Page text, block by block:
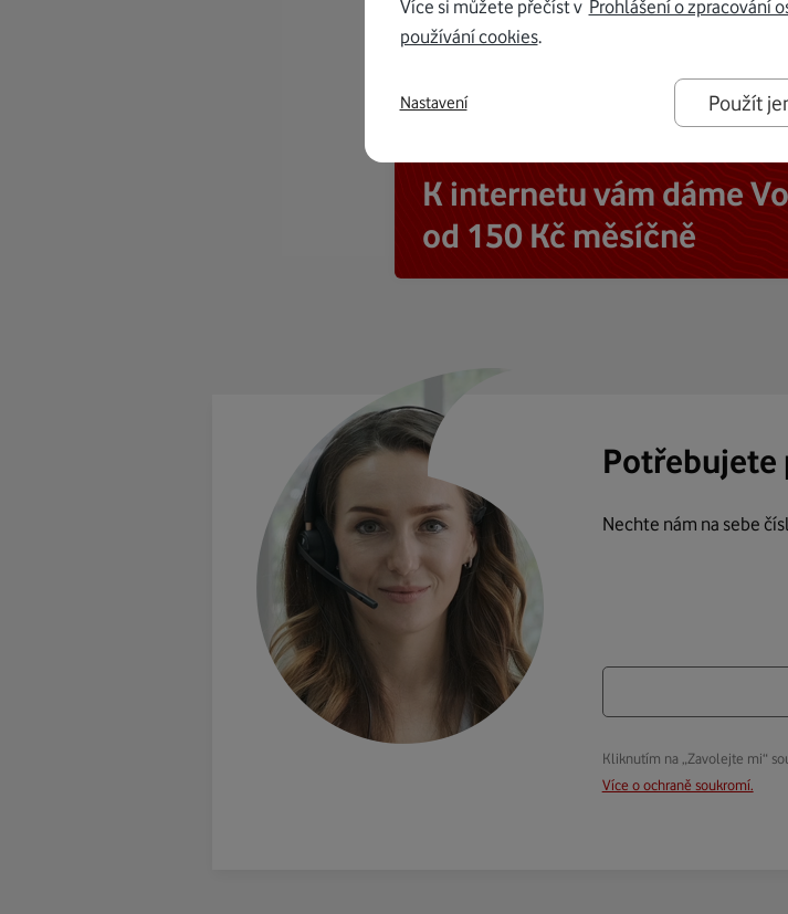
K internetu vám dáme
od 150 Kč měsíčně
Potřebujete
Nechte nám na sebe
Kliknutím na „Zavolejte mi“
Více o ochraně soukromí.
Více si můžete přečíst v Prohlášení o zpracování
používání cookies.
Použít
Nastavení